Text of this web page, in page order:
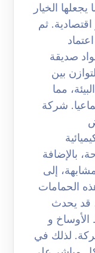
الخيار
ثم
صديقة
بين
مما
شركة
بالإضافة
إلى
الحمامات
قد يحدث
و
لذلك في